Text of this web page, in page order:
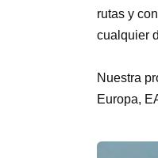
rutas y
cualquier
Nuestra
Europa,